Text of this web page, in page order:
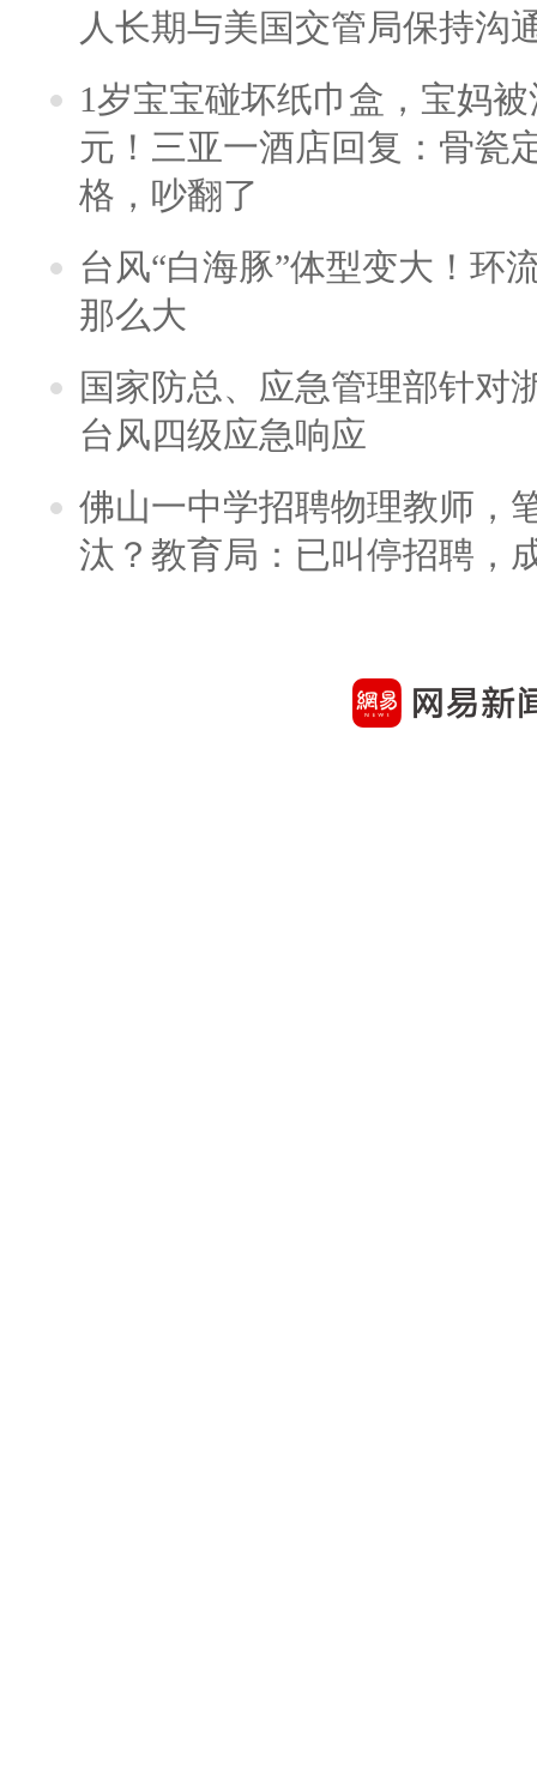
人长期与美国交管局保持沟
1岁宝宝碰坏纸巾盒，宝妈
元！三亚一酒店回复：骨瓷
格，吵翻了
台风“白海豚”体型变大！环
那么大
国家防总、应急管理部针对
台风四级应急响应
佛山一中学招聘物理教师，
汰？教育局：已叫停招聘，